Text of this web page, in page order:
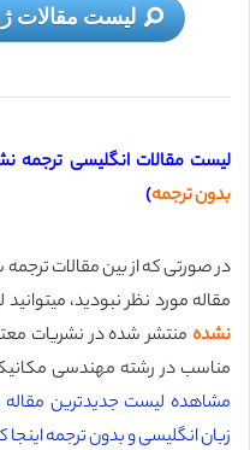
لیست مقالات
لیست مقالات انگلیسی ترجمه
بدون ترجمه)
در صورتی که از بین مقالات
مقاله مورد نظر نبودید،
نشده منتشر شده در نشریات
مناسب در رشته مهندسی
مشاهده لیست جدیدترین
زبان انگلیسی و بدون ترجمه اینجا